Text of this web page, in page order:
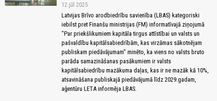
12.jūl 2025
Latvijas Brīvo arodbiedrību savienība (LBAS) kategoriski
iebilst pret Finanšu ministrijas (FM) informatīvajā ziņojumā
"Par priekšlikumiem kapitāla tirgus attīstībai un valsts un
pašvaldību kapitālsabiedrībām, kas virzāmas sākotnējam
publiskam piedāvājumam" minēto, ka viens no valsts bruto
parāda samazināšanas pasākumiem ir valsts
kapitālsabiedrību mazākuma daļas, kas ir ne mazāk kā 10%,
atsavināšana publiskajā piedāvājumā līdz 2029.gadam,
aģentūru LETA informēja LBAS.